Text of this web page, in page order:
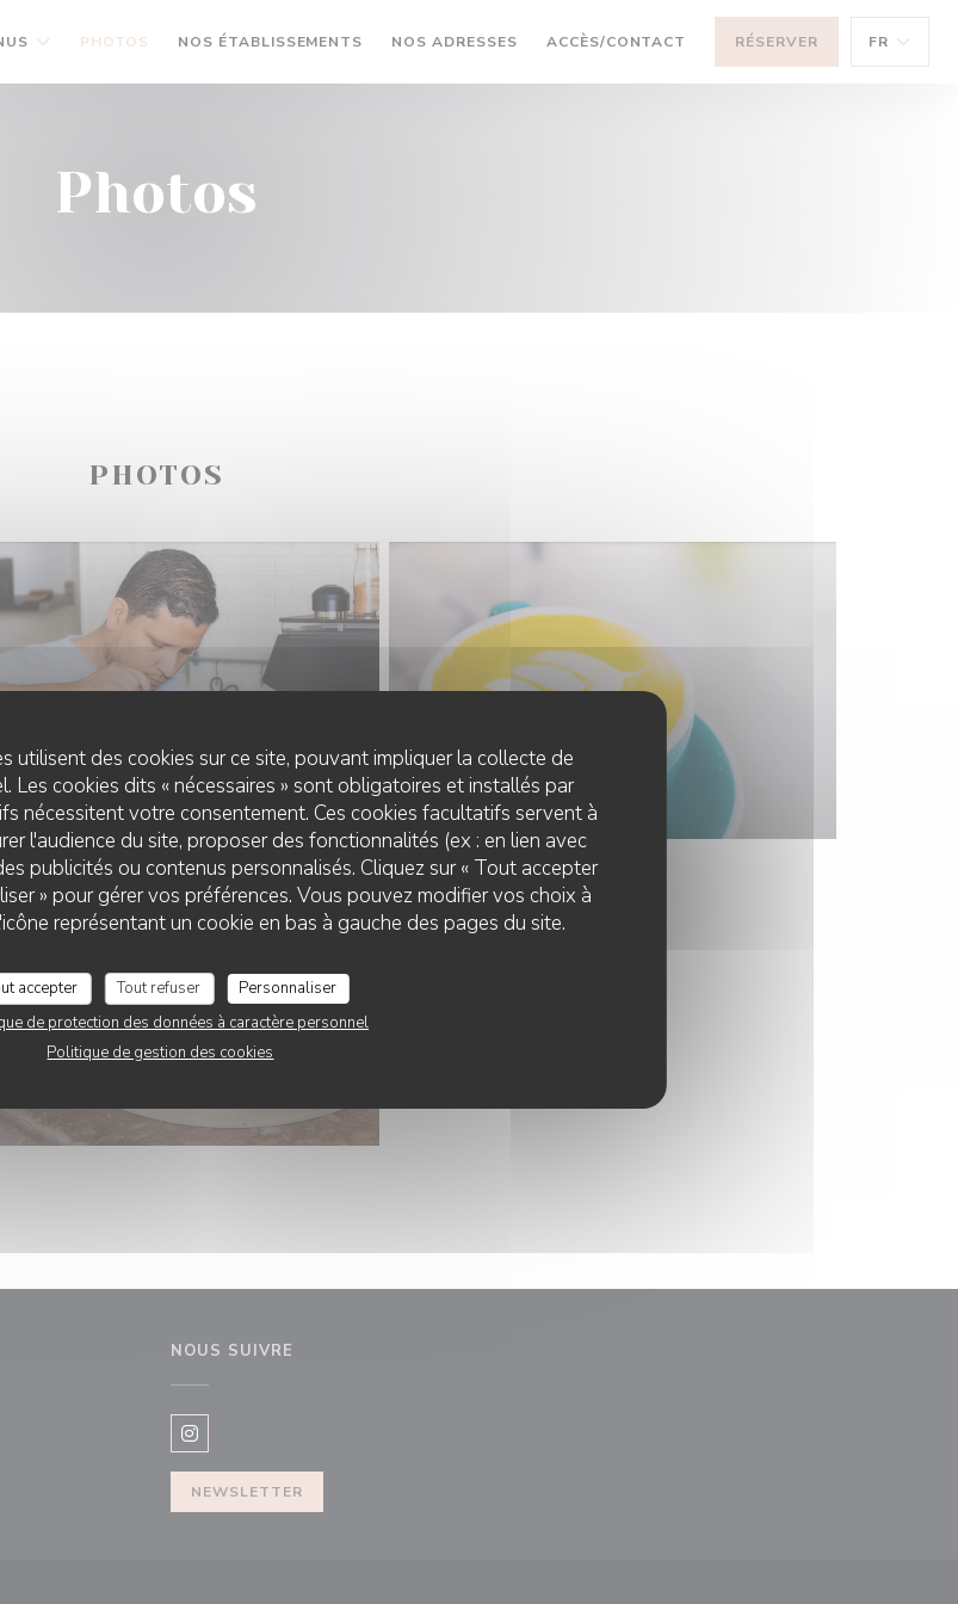
utilisent des cookies sur ce site, pouvant impliquer la collecte de
Les cookies dits « nécessaires » sont obligatoires et installés par
nécessitent votre consentement. Ces cookies facultatifs servent à
l'audience du site, proposer des fonctionnalités (ex : en lien avec
publicités ou contenus personnalisés. Cliquez sur « Tout accepter
» pour gérer vos préférences. Vous pouvez modifier vos choix à
représentant un cookie en bas à gauche des pages du site.
accepter Tout refuser
Personnaliser
de protection des données à caractère personnel
Politique de gestion des cookies
PHOTOS NOS ÉTABLISSEMENTS NOS ADRESSES((OUVRE UNE NOUVELLE FENÊTRE))
ACCÈS/CONTACT RÉSERVER FR
Photos
PHOTOS
NOUS SUIVRE
Instagram ((ouvre une nouvelle fenêtre))
NEWSLETTER
CAFE POMPOM